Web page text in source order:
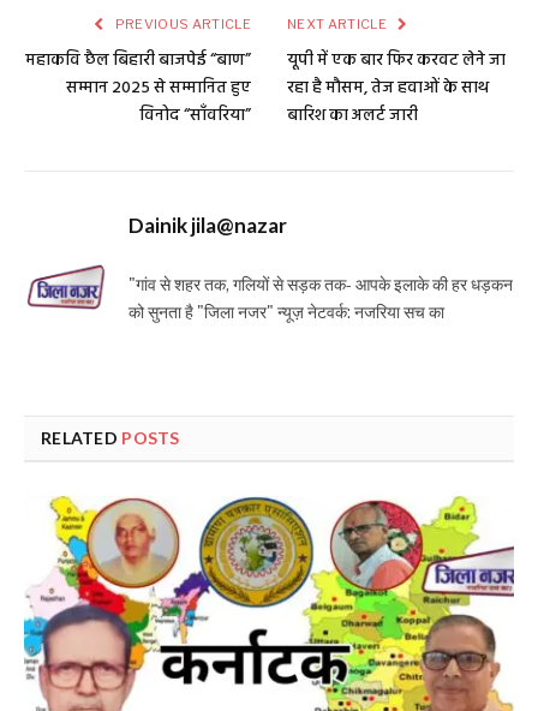
PREVIOUS ARTICLE
महाकवि छैल बिहारी बाजपेई “बाण”
सम्मान 2025 से सम्मानित हुए
विनोद “साँवरिया”
NEXT ARTICLE
यूपी में एक बार फिर करवट लेने जा
रहा है मौसम, तेज हवाओं के साथ
बारिश का अलर्ट जारी
Dainik jila@nazar
"गांव से शहर तक, गलियों से सड़क तक- आपके इलाके की हर धड़कन
को सुनता है "जिला नजर" न्यूज़ नेटवर्क: नजरिया सच का
RELATED POSTS